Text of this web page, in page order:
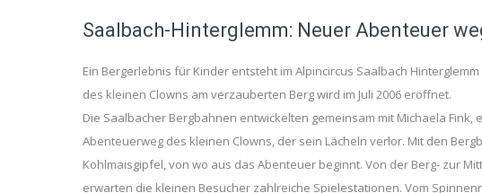
Saalbach-Hinterglemm: Neuer Abenteuer
Ein Bergerlebnis für Kinder entsteht im Alpincircus Saalbach
des kleinen Clowns am verzauberten Berg wird im Juli 2006 eröffnet.
Die Saalbacher Bergbahnen entwickelten gemeinsam mit Michaela
Abenteuerweg des kleinen Clowns, der sein Lächeln verlor. Mit den
Kohlmaisgipfel, von wo aus das Abenteuer beginnt. Von der Berg- zur
erwarten die kleinen Besucher zahlreiche Spielestationen. Vom